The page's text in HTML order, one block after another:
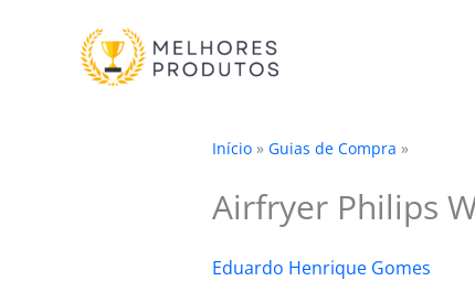
Início » Guias de Compra »
Airfryer Philips
Eduardo Henrique Gomes